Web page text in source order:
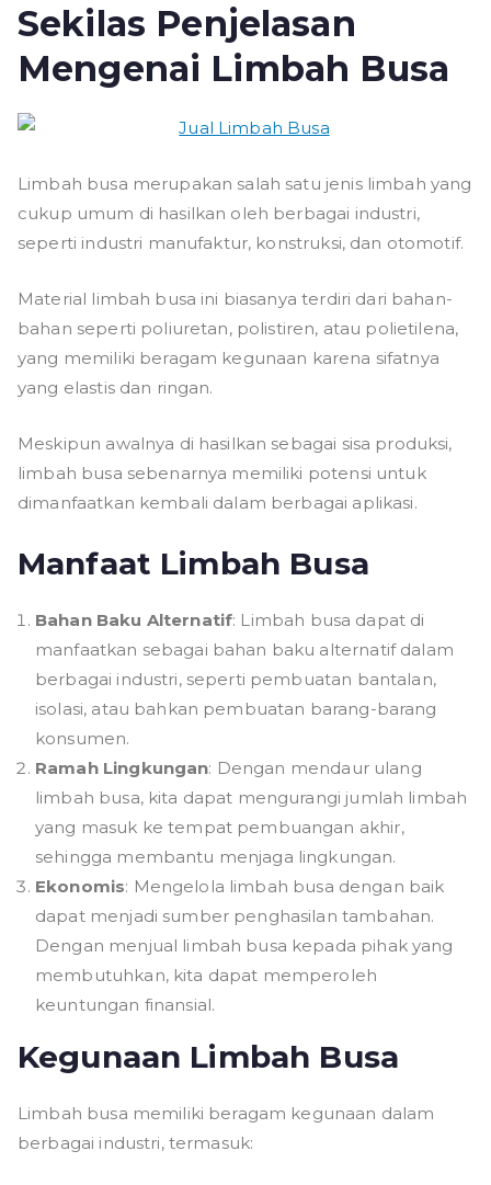
Sekilas Penjelasan
Mengenai Limbah Busa
Limbah busa merupakan salah satu jenis limbah yang
cukup umum di hasilkan oleh berbagai industri,
seperti industri manufaktur, konstruksi, dan otomotif.
Material limbah busa ini biasanya terdiri dari bahan-
bahan seperti poliuretan, polistiren, atau polietilena,
yang memiliki beragam kegunaan karena sifatnya
yang elastis dan ringan.
Meskipun awalnya di hasilkan sebagai sisa produksi,
limbah busa sebenarnya memiliki potensi untuk
dimanfaatkan kembali dalam berbagai aplikasi.
Manfaat Limbah Busa
Bahan Baku Alternatif: Limbah busa dapat di
manfaatkan sebagai bahan baku alternatif dalam
berbagai industri, seperti pembuatan bantalan,
isolasi, atau bahkan pembuatan barang-barang
konsumen.
Ramah Lingkungan: Dengan mendaur ulang
limbah busa, kita dapat mengurangi jumlah limbah
yang masuk ke tempat pembuangan akhir,
sehingga membantu menjaga lingkungan.
Ekonomis: Mengelola limbah busa dengan baik
dapat menjadi sumber penghasilan tambahan.
Dengan menjual limbah busa kepada pihak yang
membutuhkan, kita dapat memperoleh
keuntungan finansial.
Kegunaan Limbah Busa
Limbah busa memiliki beragam kegunaan dalam
berbagai industri, termasuk: